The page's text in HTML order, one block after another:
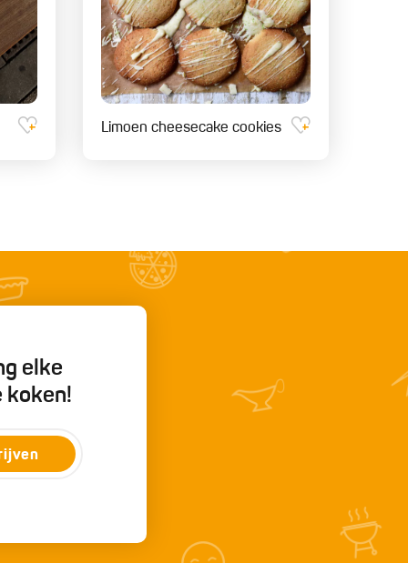
Limoen cheesecake cookies
elke
koken!